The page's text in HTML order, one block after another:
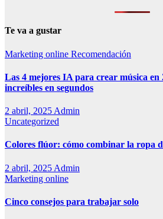
Te va a gustar
Marketing online Recomendación
Las 4 mejores IA para crear música en
increíbles en segundos
2 abril, 2025 Admin
Uncategorized
Colores flúor: cómo combinar la ropa
2 abril, 2025 Admin
Marketing online
Cinco consejos para trabajar solo